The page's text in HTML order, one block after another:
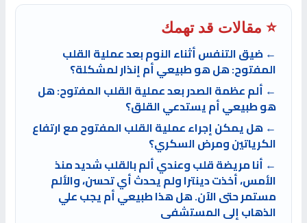
⭐ مقالات قد تهمك
← ضيق التنفس أثناء النوم بعد عملية القلب
المفتوح: هل هو طبيعي أم إنذار لمشكلة؟
← ألم عظمة الصدر بعد عملية القلب المفتوح: هل
هو طبيعي أم يستدعي القلق؟
← هل يمكن إجراء عملية القلب المفتوح مع ارتفاع
الكرياتين ومرض السكري؟
← أنا مريضة قلب وعندي ألم بالقلب شديد منذ
الأمس، أخذت دينترا ولم يحدث أي تحسن، والألم
مستمر حتى الآن. هل هذا طبيعي أم يجب علي
الذهاب إلى المستشفى